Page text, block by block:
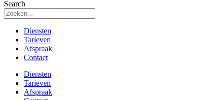
Search
Diensten
Tarieven
Afspraak
Contact
Diensten
Tarieven
Afspraak